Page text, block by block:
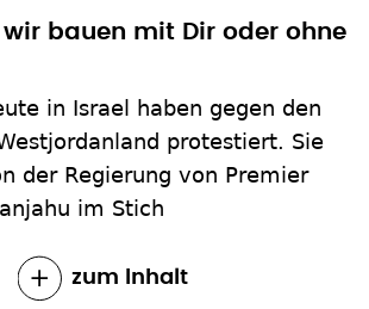
bauen mit Dir oder ohne
in Israel haben gegen den
protestiert. Sie
der Regierung von Premier
im Stich
zum Inhalt